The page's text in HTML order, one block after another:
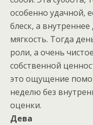
особенно удачной,
блеск, а
мягкость. Тогда
роли, а очень
собственной
это ощущение
неделю без
оценки.
Дева